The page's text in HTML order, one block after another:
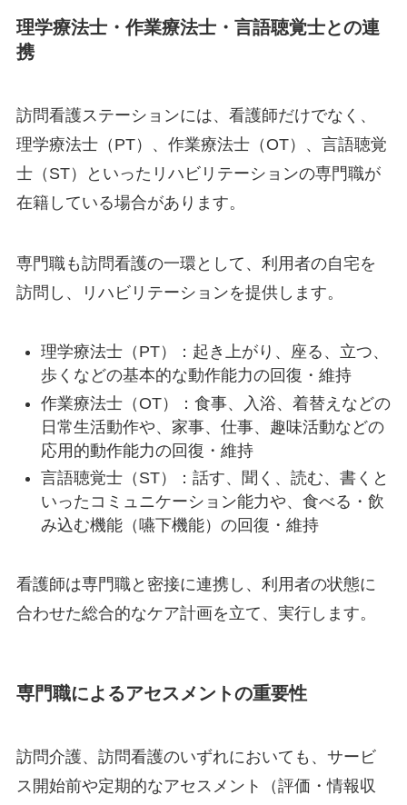
理学療法士・作業療法士・言語聴覚士との連
携
訪問看護ステーションには、看護師だけでなく、
理学療法士（PT）、作業療法士（OT）、言語聴覚
士（ST）といったリハビリテーションの専門職が
在籍している場合があります。
専門職も訪問看護の一環として、利用者の自宅を
訪問し、リハビリテーションを提供します。
理学療法士（PT）：起き上がり、座る、立つ、
歩くなどの基本的な動作能力の回復・維持
作業療法士（OT）：食事、入浴、着替えなどの
日常生活動作や、家事、仕事、趣味活動などの
応用的動作能力の回復・維持
言語聴覚士（ST）：話す、聞く、読む、書くと
いったコミュニケーション能力や、食べる・飲
み込む機能（嚥下機能）の回復・維持
看護師は専門職と密接に連携し、利用者の状態に
合わせた総合的なケア計画を立て、実行します。
専門職によるアセスメントの重要性
訪問介護、訪問看護のいずれにおいても、サービ
ス開始前や定期的なアセスメント（評価・情報収